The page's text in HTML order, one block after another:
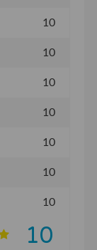
10
10
10
10
10
10
10
10